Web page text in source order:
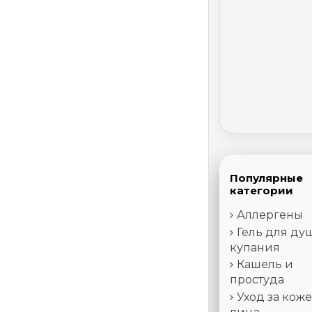
Популярные
категории
Аллергены
Гель для
купания
Кашель и
простуда
Уход за